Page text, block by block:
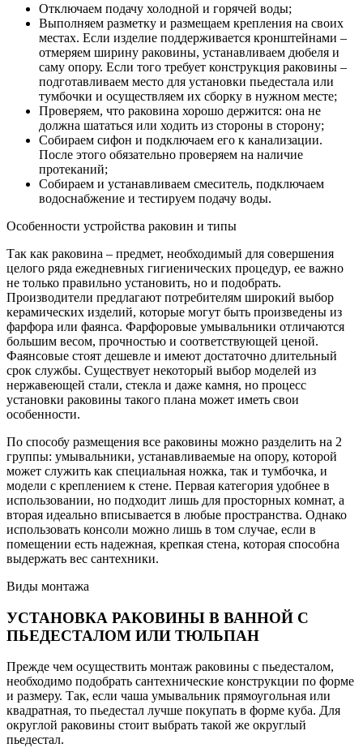
Отключаем подачу холодной и горячей воды;
Выполняем разметку и размещаем крепления на своих
местах. Если изделие поддерживается кронштейнами –
отмеряем ширину раковины, устанавливаем дюбеля и
саму опору. Если того требует конструкция раковины –
подготавливаем место для установки пьедестала или
тумбочки и осуществляем их сборку в нужном месте;
Проверяем, что раковина хорошо держится: она не
должна шататься или ходить из стороны в сторону;
Собираем сифон и подключаем его к канализации.
После этого обязательно проверяем на наличие
протеканий;
Собираем и устанавливаем смеситель, подключаем
водоснабжение и тестируем подачу воды.
Особенности устройства раковин и типы
Так как раковина – предмет, необходимый для совершения
целого ряда ежедневных гигиенических процедур, ее важно
не только правильно установить, но и подобрать.
Производители предлагают потребителям широкий выбор
керамических изделий, которые могут быть произведены из
фарфора или фаянса. Фарфоровые умывальники отличаются
большим весом, прочностью и соответствующей ценой.
Фаянсовые стоят дешевле и имеют достаточно длительный
срок службы. Существует некоторый выбор моделей из
нержавеющей стали, стекла и даже камня, но процесс
установки раковины такого плана может иметь свои
особенности.
По способу размещения все раковины можно разделить на 2
группы: умывальники, устанавливаемые на опору, которой
может служить как специальная ножка, так и тумбочка, и
модели с креплением к стене. Первая категория удобнее в
использовании, но подходит лишь для просторных комнат, а
вторая идеально вписывается в любые пространства. Однако
использовать консоли можно лишь в том случае, если в
помещении есть надежная, крепкая стена, которая способна
выдержать вес сантехники.
Виды монтажа
УСТАНОВКА РАКОВИНЫ В ВАННОЙ С
ПЬЕДЕСТАЛОМ ИЛИ ТЮЛЬПАН
Прежде чем осуществить монтаж раковины с пьедесталом,
необходимо подобрать сантехнические конструкции по форме
и размеру. Так, если чаша умывальник прямоугольная или
квадратная, то пьедестал лучше покупать в форме куба. Для
округлой раковины стоит выбрать такой же округлый
пьедестал.